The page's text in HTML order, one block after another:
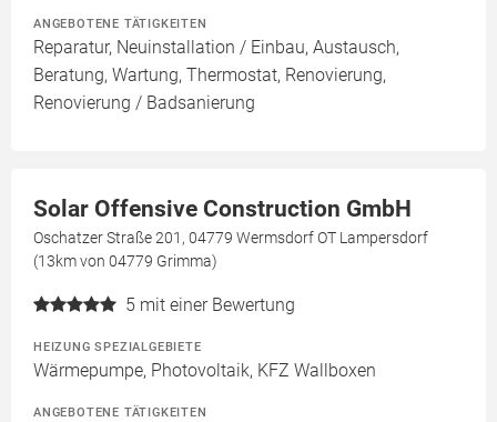
ANGEBOTENE TÄTIGKEITEN
Reparatur, Neuinstallation / Einbau, Austausch,
Beratung, Wartung, Thermostat, Renovierung,
Renovierung / Badsanierung
Solar Offensive Construction GmbH
Oschatzer Straße 201, 04779 Wermsdorf OT Lampersdorf
(13km von 04779 Grimma)
5 mit einer Bewertung
HEIZUNG SPEZIALGEBIETE
Wärmepumpe, Photovoltaik, KFZ Wallboxen
ANGEBOTENE TÄTIGKEITEN